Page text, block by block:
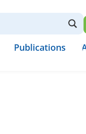
Publications